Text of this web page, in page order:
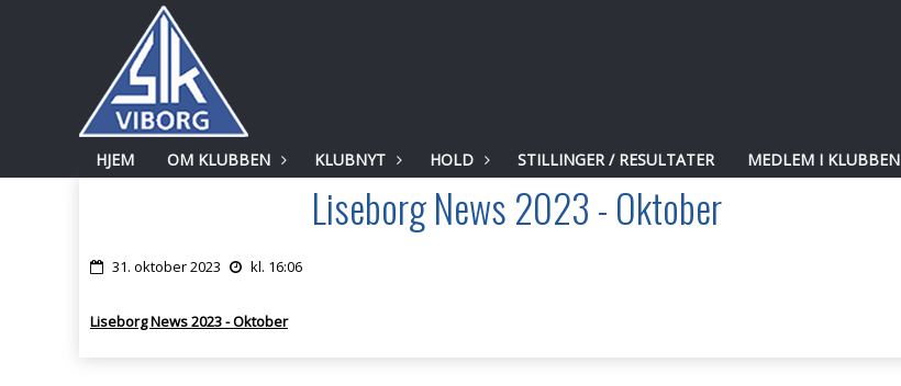
HJEM OM KLUBBEN KLUBNYT HOLD STILLINGER / RESULTATER MEDLEM I KLUBBEN
Liseborg News 2023 - Oktober
31. oktober 2023 kl. 16:06
Liseborg News 2023 - Oktober